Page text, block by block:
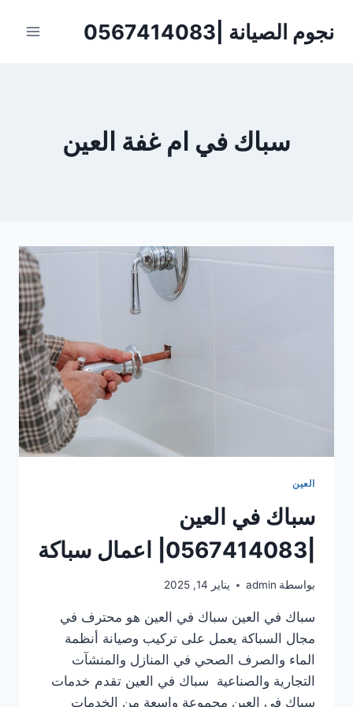
نجوم الصيانة |0567414083
سباك في ام غفة العين
العين
سباك في العين
بواسطة admin يناير 14, 2025
سباك في العين سباك في العين هو محترف في
مجال السباكة يعمل على تركيب وصيانة أنظمة
الماء والصرف الصحي في المنازل والمنشآت
التجارية والصناعية سباك في العين تقدم خدمات
سباك في العين مجموعة واسعة من الخدمات